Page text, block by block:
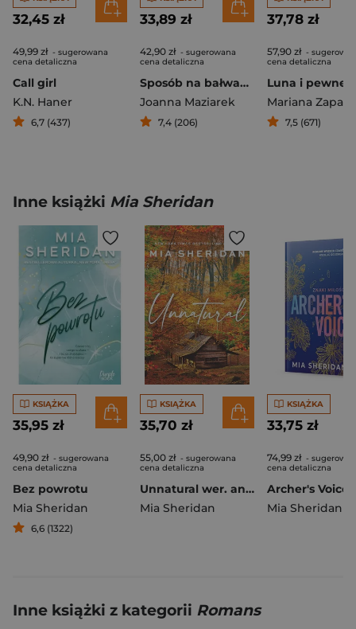
32,45 zł
49,99 zł - sugerowana
cena detaliczna
Call girl
K.N. Haner
6,7 (437)
33,89 zł
42,90 zł - sugerowana
cena detaliczna
Sposób na bałwana
Joanna Maziarek
7,4 (206)
37,78 zł
57,90 zł -
cena detaliczna
Mariana Zapata
7,5 (671)
Inne książki Mia Sheridan
KSIĄŻKA
35,95 zł
49,90 zł - sugerowana
cena detaliczna
Bez powrotu
Mia Sheridan
6,6 (1322)
KSIĄŻKA
35,70 zł
55,00 zł - sugerowana
cena detaliczna
Unnatural wer. angielska
Mia Sheridan
KSIĄŻKA
33,75 zł
74,99 zł -
cena detaliczna
Mia Sheridan
Inne książki z kategorii Romans